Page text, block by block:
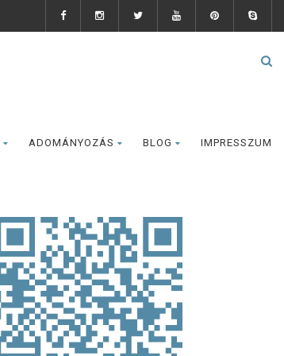
ADOMÁNYOZÁS BLOG IMPRESSZUM